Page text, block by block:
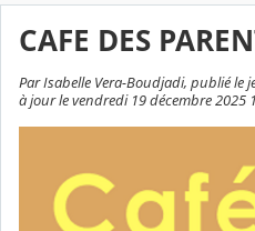
CAFE DES
Par Isabelle Vera-Boudjadi, publié le
à jour le vendredi 19 décembre 2025